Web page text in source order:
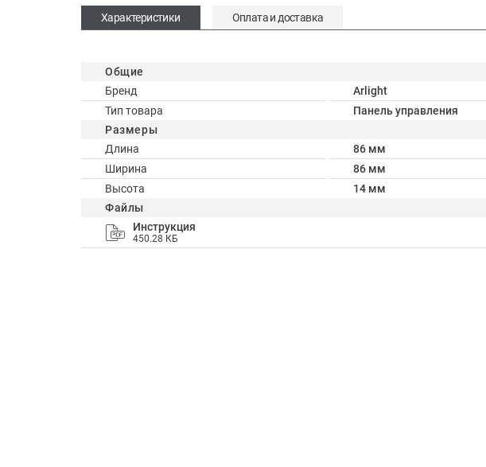
Характеристики Оплата и доставка
Общие
Бренд
Arlight
Тип товара
Панель управления
Размеры
Длина
86 мм
Ширина
86 мм
Высота
14 мм
Файлы
Инструкция
450.28 КБ